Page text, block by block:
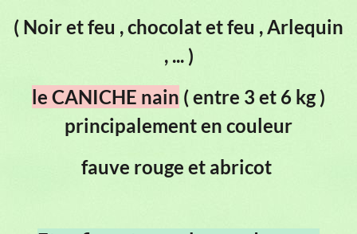
( Noir et feu , chocolat et feu , Arlequin
, ... )
le CANICHE nain ( entre 3 et 6 kg )
principalement en couleur
fauve rouge et abricot